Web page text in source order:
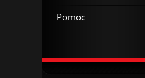
Pomoc